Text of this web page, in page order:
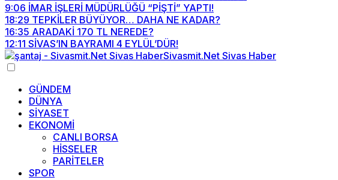
9:06 İMAR İŞLERİ MÜDÜRLÜĞÜ “PİŞTİ” YAPTI!
18:29 TEPKİLER BÜYÜYOR… DAHA NE KADAR?
16:35 ARADAKİ 170 TL NEREDE?
12:11 SİVAS’IN BAYRAMI 4 EYLÜL’DÜR!
GÜNDEM
DÜNYA
SİYASET
EKONOMİ
CANLI BORSA
HİSSELER
PARİTELER
SPOR